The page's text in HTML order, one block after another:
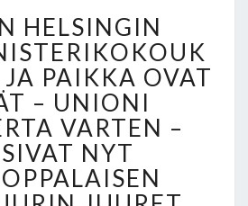
T
Y
J
I
N
H
E
L
S
HELSINGIN
PAIKKA OVAT
– UNIONI
VARTEN –
NYT